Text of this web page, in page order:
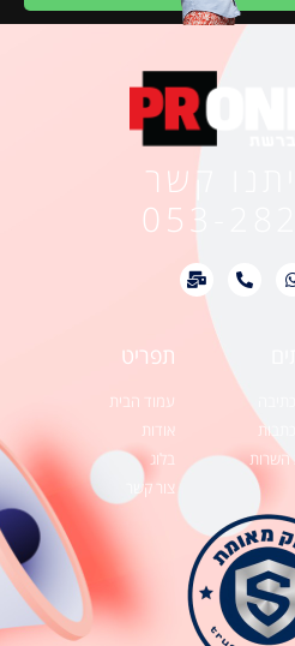
תפריט
עמוד הבית
אודות
בלוג
צור קשר
השרות
קשר
053-